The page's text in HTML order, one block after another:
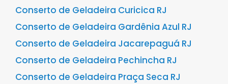
Conserto de Geladeira Curicica RJ
Conserto de Geladeira Gardênia Azul RJ
Conserto de Geladeira Jacarepaguá RJ
Conserto de Geladeira Pechincha RJ
Conserto de Geladeira Praça Seca RJ